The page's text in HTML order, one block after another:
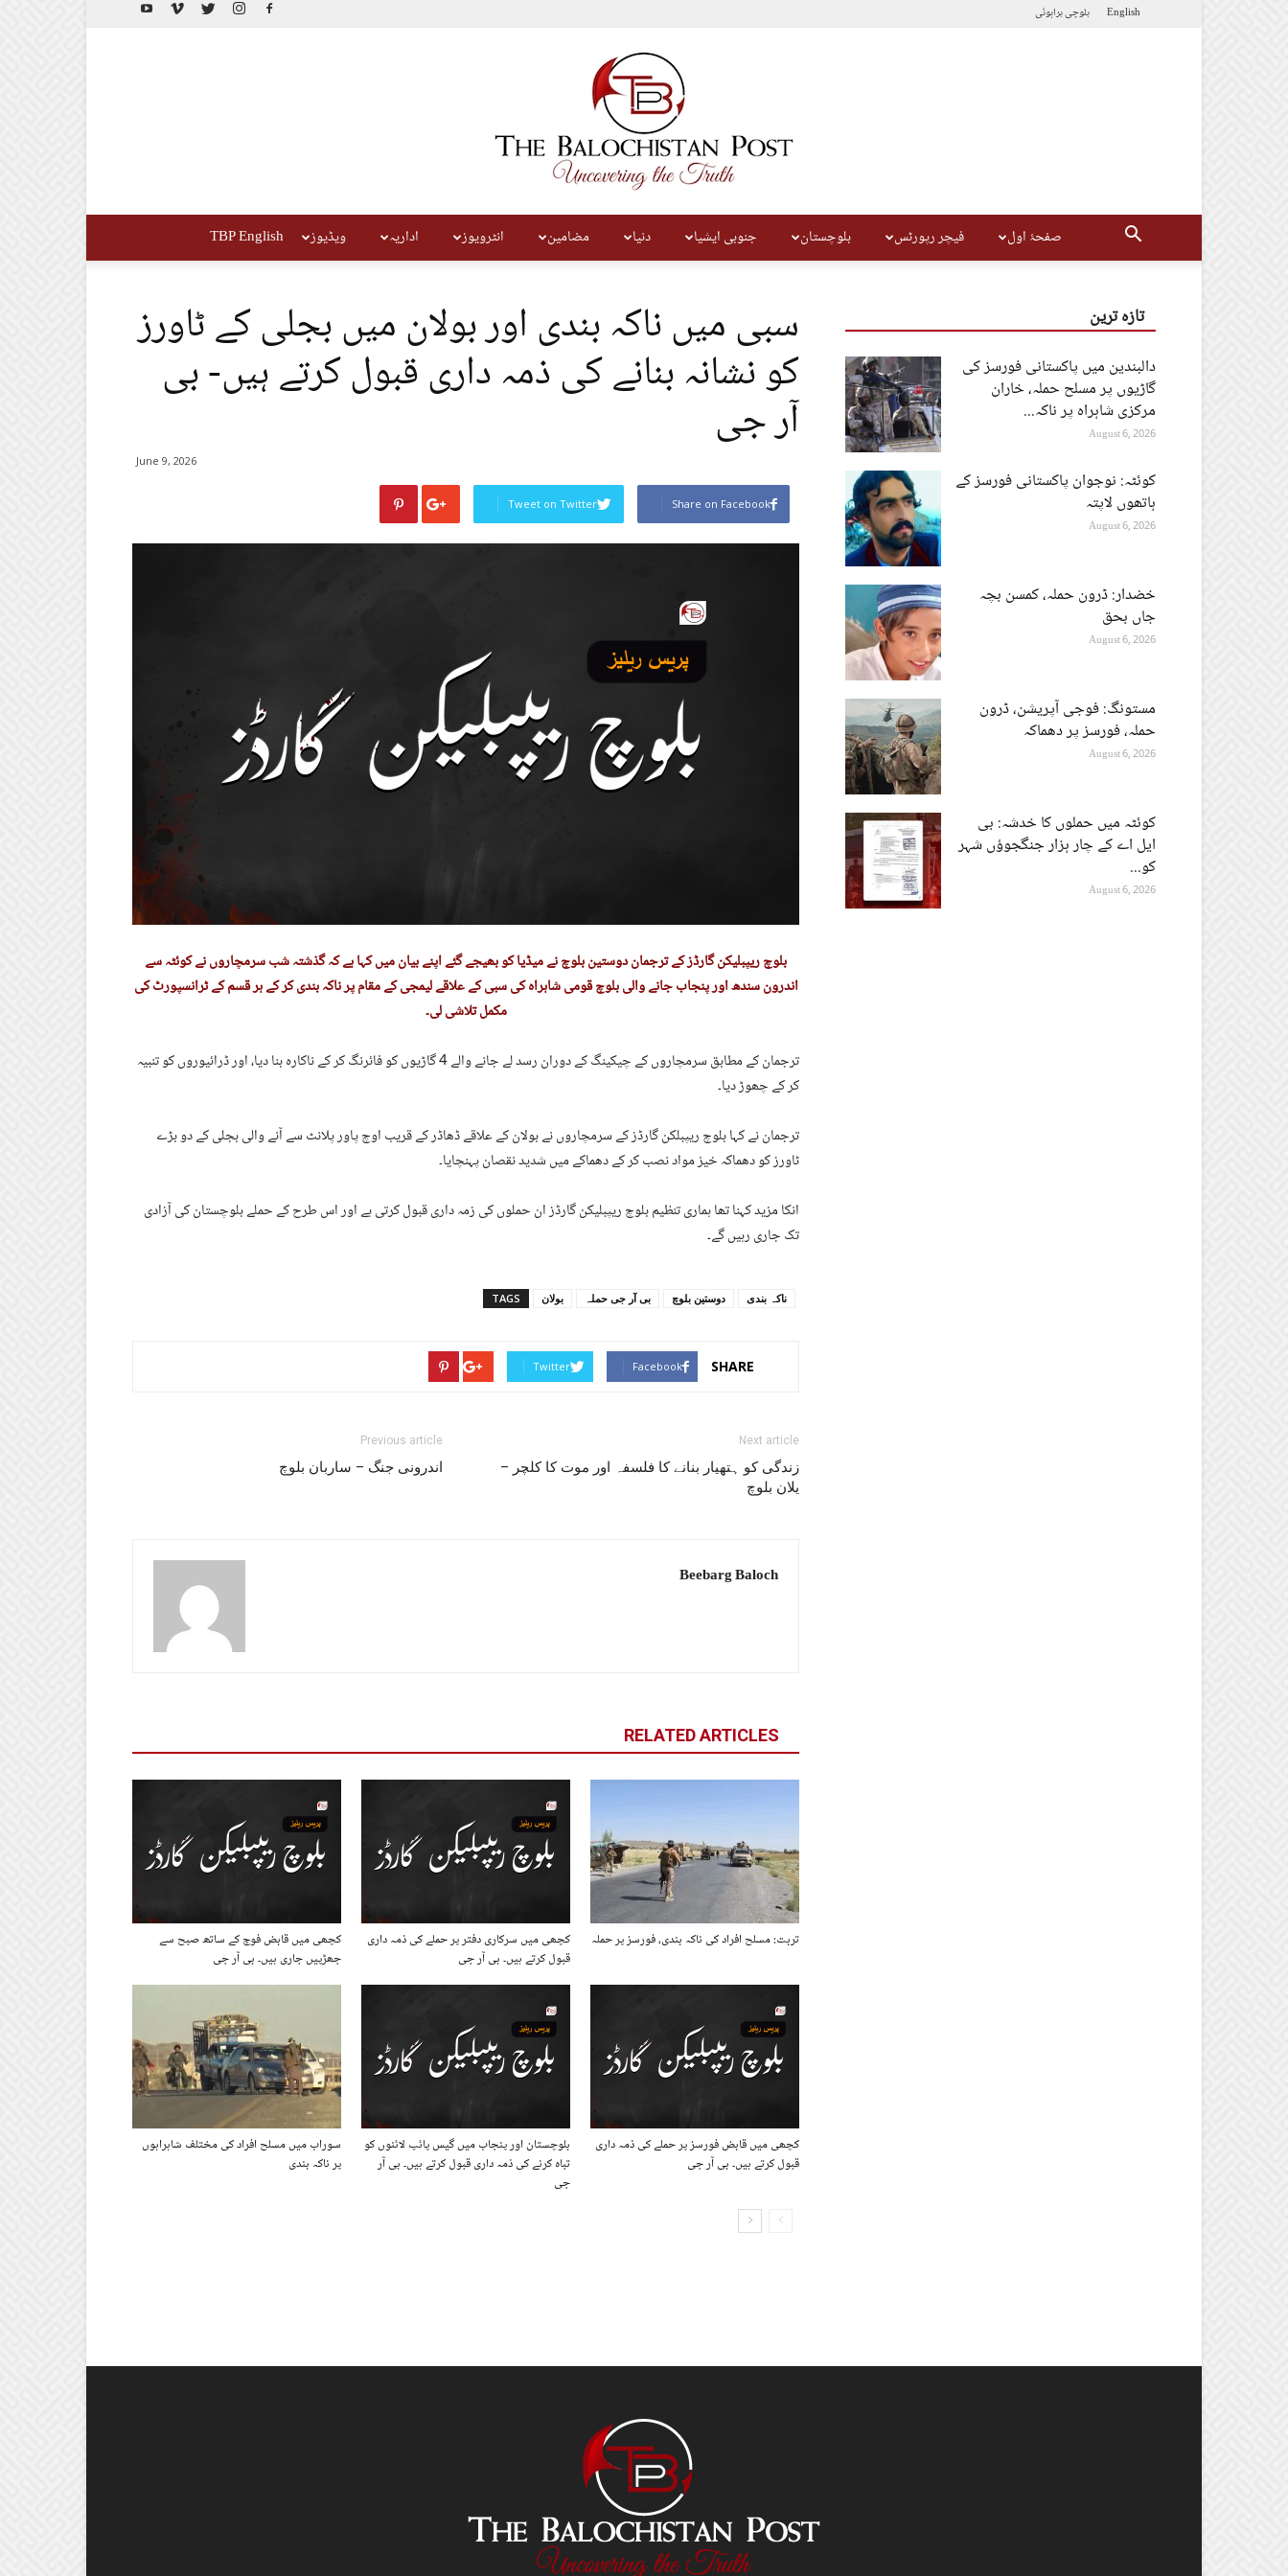
English بلوچیبراہوئی
Post
صفحۂ اول فیچر رپورٹس بلوچستان جنوبی ایشیا دنیا مضامین انٹرویوز اداریہ ویڈیوز TBP English
سبی میں ناکہ بندی اور بولان میں بجلی کے ٹاورز
کو نشانہ بنانے کی ذمہ داری قبول کرتے ہیں- بی
آر جی
June 9, 2026
Share on Facebook
Tweet on Twitter
بلوچ ریپبلیکن گارڈز کے ترجمان دوستین بلوچ نے میڈیا کو بھیجے گئے اپنے بیان میں کہا ہے کہ گذشتہ شب سرمچاروں نے کوئٹہ سے
اندرون سندھ اور پنجاب جانے والی بلوچ قومی شاہراہ کی سبی کے علاقے لیمجی کے مقام پر ناکہ بندی کر کے ہر قسم کے ٹرانسپورٹ کی
مکمل تلاشی لی۔
ترجمان کے مطابق سرمچاروں کے چیکینگ کے دوران رسد لے جانے والے 4 گاڑیوں کو فائرنگ کر کے ناکارہ بنا دیا، اور ڈرائیوروں کو تنبیہ
کر کے چھوڑ دیا۔
ترجمان نے کہا بلوچ ریپبلکن گارڈز کے سرمچاروں نے بولان کے علاقے ڈھاڈر کے قریب اوچ پاور پلانٹ سے آنے والی بجلی کے دو بڑے
ٹاورز کو دھماکہ خیز مواد نصب کر کے دھماکے میں شدید نقصان پہنچایا۔
انکا مزید کہنا تھا ہماری تنظیم بلوچ ریپبلیکن گارڈز ان حملوں کی زمہ داری قبول کرتی ہے اور اس طرح کے حملے بلوچستان کی آزادی
تک جاری رہیں گے۔
TAGS بولان بی آر جی حملہ دوستین بلوچ ناکہ بندی
SHARE
Facebook
Twitter
Previous article
اندرونی جنگ – ساربان بلوچ
Next article
زندگی کو ہتھیار بنانے کا فلسفہ اور موت کا کلچر –
یلان بلوچ
Beebarg Baloch
RELATED ARTICLES
کچھی میں قابض فوج کے ساتھ صبح سے
جھڑپیں جاری ہیں۔ بی آر جی
کچھی میں سرکاری دفتر پر حملے کی ذمہ داری
قبول کرتے ہیں۔ بی آر جی
تربت: مسلح افراد کی ناکہ بندی، فورسز پر حملہ
سوراب میں مسلح افراد کی مختلف شاہراہوں
پر ناکہ بندی
بلوچستان اور پنجاب میں گیس پائپ لائنوں کو
تباہ کرنے کی ذمہ داری قبول کرتے ہیں۔ بی آر
جی
کچھی میں قابض فورسز پر حملے کی ذمہ داری
قبول کرتے ہیں۔ بی آر جی
تازہ ترین
دالبندین میں پاکستانی فورسز کی
گاڑیوں پر مسلح حملہ، خاران
مرکزی شاہراہ پر ناکہ...
August 6, 2026
کوئٹہ: نوجوان پاکستانی فورسز کے
ہاتھوں لاپتہ
August 6, 2026
خضدار: ڈرون حملہ، کمسن بچہ
جاں بحق
August 6, 2026
مستونگ: فوجی آپریشن، ڈرون
حملہ، فورسز پر دھماکہ
August 6, 2026
کوئٹہ میں حملوں کا خدشہ: بی
ایل اے کے چار ہزار جنگجوؤں شہر
کو...
August 6, 2026